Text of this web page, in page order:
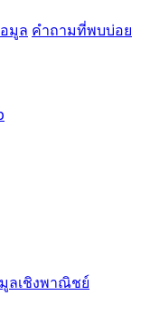
มูล คำถามที่พบบ่อย
ลเชิงพาณิชย์